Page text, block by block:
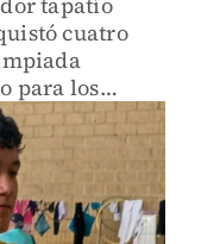
cuatro
para los